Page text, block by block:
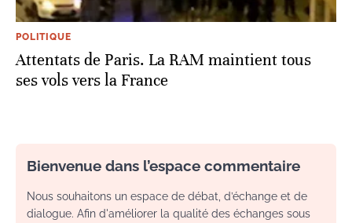
POLITIQUE
Attentats de Paris. La RAM maintient tous
ses vols vers la France
Bienvenue dans l’espace commentaire
Nous souhaitons un espace de débat, d’échange et de
dialogue. Afin d'améliorer la qualité des échanges sous